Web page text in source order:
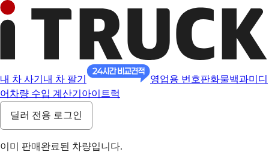
내 차 사기 내 차 팔기 영업용 번호판화물백과미디
어 차량 수입 계산기 아이트럭
딜러 전용 로그인
이미 판매완료된 차량입니다.